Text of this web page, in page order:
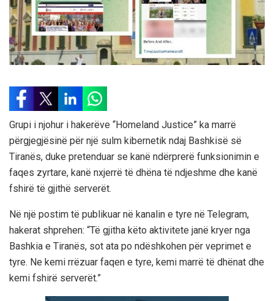
Grupi i njohur i hakerëve “Homeland Justice” ka marrë
përgjegjësinë për një sulm kibernetik ndaj Bashkisë së
Tiranës, duke pretenduar se kanë ndërprerë funksionimin e
faqes zyrtare, kanë nxjerrë të dhëna të ndjeshme dhe kanë
fshirë të gjithë serverët.
Në një postim të publikuar në kanalin e tyre në Telegram,
hakerat shprehen: “Të gjitha këto aktivitete janë kryer nga
Bashkia e Tiranës, sot ata po ndëshkohen për veprimet e
tyre. Ne kemi rrëzuar faqen e tyre, kemi marrë të dhënat dhe
kemi fshirë serverët.”